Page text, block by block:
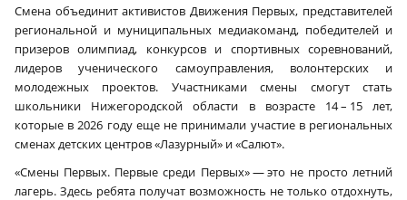
Смена объединит активистов Движения Первых, представителей
региональной и муниципальных медиакоманд, победителей и
призеров олимпиад, конкурсов и спортивных соревнований,
лидеров ученического самоуправления, волонтерских и
молодежных проектов. Участниками смены смогут стать
школьники Нижегородской области в возрасте 14 – 15 лет,
которые в 2026 году еще не принимали участие в региональных
сменах детских центров «Лазурный» и «Салют».
«Смены Первых. Первые среди Первых» — это не просто летний
лагерь. Здесь ребята получат возможность не только отдохнуть,